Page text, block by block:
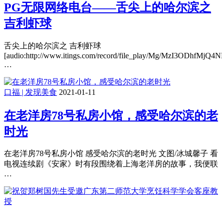
PG无限网络电台——舌尖上的哈尔滨之
吉利虾球
舌尖上的哈尔滨之 吉利虾球
[audio:http://www.itings.com/record/file_play/Mg/
…
口福 | 发现美食 2021-01-11
在老洋房78号私房小馆，感受哈尔滨的老
时光
在老洋房78号私房小馆 感受哈尔滨的老时光 文图/冰城馨子 看
电视连续剧《安家》时有段围绕着上海老洋房的故事，我便联
…